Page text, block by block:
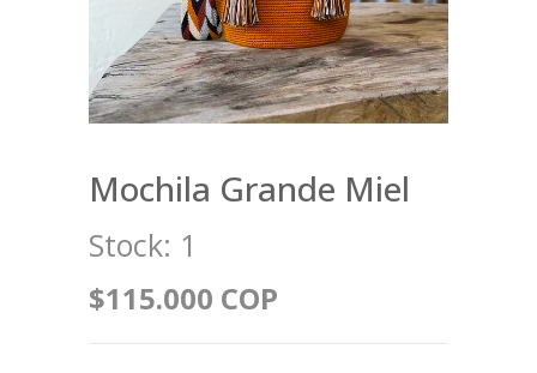
Mochila Grande Miel
Stock: 1
$115.000 COP